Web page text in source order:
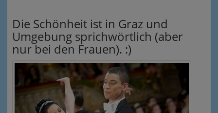
Die Schönheit ist in Graz und
Umgebung sprichwörtlich (aber
nur bei den Frauen). :)